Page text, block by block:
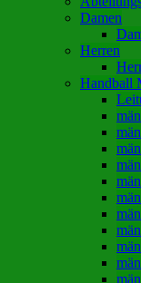
Damen
Herren
Handball